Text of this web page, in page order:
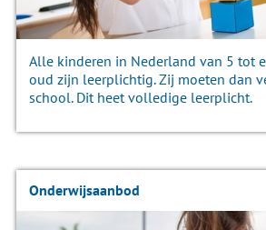
Alle kinderen in Nederland van 5 tot
oud zijn leerplichtig. Zij moeten dan
school. Dit heet volledige leerplicht.
Onderwijsaanbod